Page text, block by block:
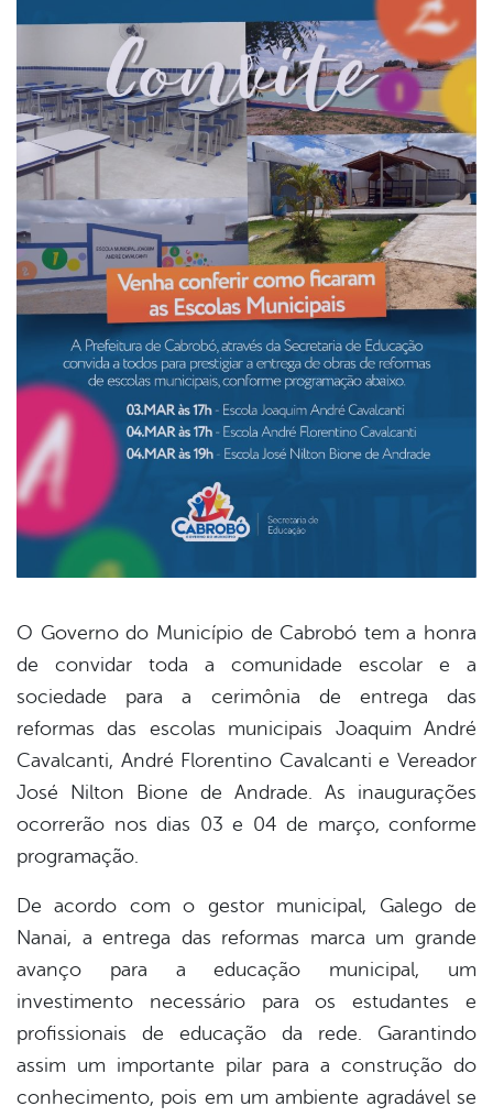
O Governo do Município de Cabrobó tem a honra
de convidar toda a comunidade escolar e a
sociedade para a cerimônia de entrega das
reformas das escolas municipais Joaquim André
Cavalcanti, André Florentino Cavalcanti e Vereador
José Nilton Bione de Andrade. As inaugurações
ocorrerão nos dias 03 e 04 de março, conforme
programação.
De acordo com o gestor municipal, Galego de
Nanai, a entrega das reformas marca um grande
avanço para a educação municipal, um
investimento necessário para os estudantes e
profissionais de educação da rede. Garantindo
assim um importante pilar para a construção do
conhecimento, pois em um ambiente agradável se